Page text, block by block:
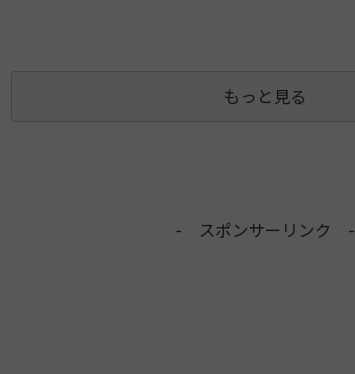
もっと見る
- スポンサーリンク -